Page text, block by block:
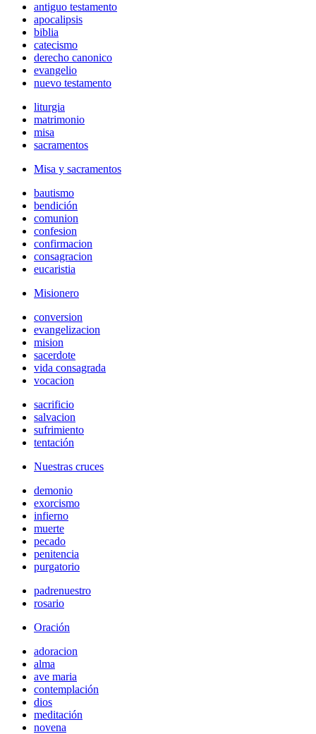
antiguo testamento
apocalipsis
biblia
catecismo
derecho canonico
evangelio
nuevo testamento
liturgia
matrimonio
misa
sacramentos
Misa y sacramentos
bautismo
bendición
comunion
confesion
confirmacion
consagracion
eucaristia
Misionero
conversion
evangelizacion
mision
sacerdote
vida consagrada
vocacion
sacrificio
salvacion
sufrimiento
tentación
Nuestras cruces
demonio
exorcismo
infierno
muerte
pecado
penitencia
purgatorio
padrenuestro
rosario
Oración
adoracion
alma
ave maria
contemplación
dios
meditación
novena